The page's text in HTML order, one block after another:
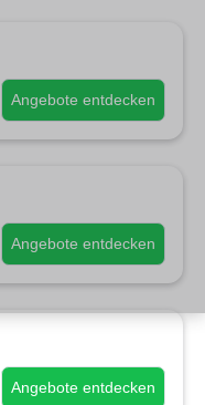
Angebote entdecken
Angebote entdecken
Angebote entdecken